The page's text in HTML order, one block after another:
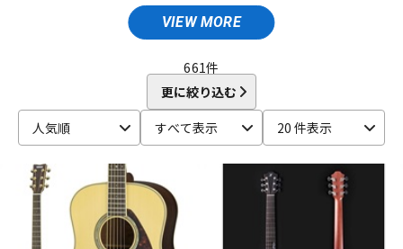
パーカッション
管楽器 その他楽器
アンプ
VIEW MORE
Cole Clark Cordoba DOBRO
Epiphone Faith
Fender Acoustics
FUJII GUITARS
Greven Guitars Japan
Headway
Ibanez Jack Spira Guitars
Jose Yacopi
Juan Hernandez
K.Yairi LAVA MUSIC Leaf Instruments
MARTIN
Martinez
MATON MD Guitars
MORRIS
NAGA GUITARS
NISHINO P.R.S.
SCHECTER
Seagull
Seagull(by M.Shiozaki)
661件
更に絞り込む
人気順
すべて表示 20 件表示